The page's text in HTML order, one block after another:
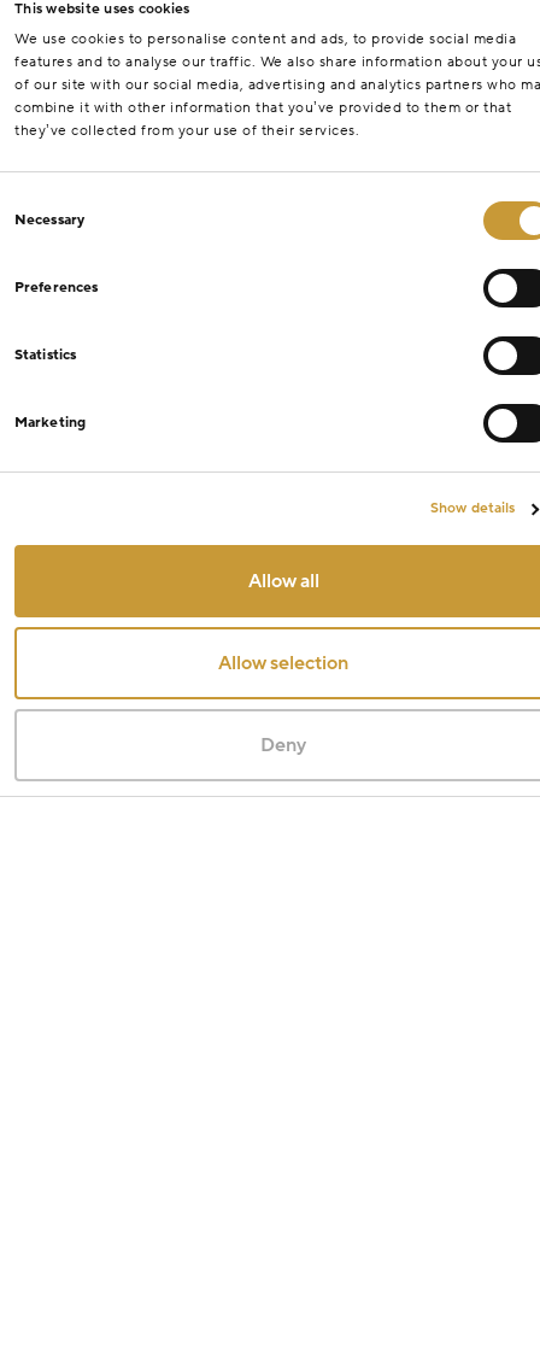
This website uses cookies
We use cookies to personalise content and ads, to provide social media
features and to analyse our traffic. We also share information about your
of our site with our social media, advertising and analytics partners who
combine it with other information that you’ve provided to them or that
they’ve collected from your use of their services.
Selection
Necessary
Preferences
Statistics
Marketing
Show details
Allow all
Allow selection
Deny